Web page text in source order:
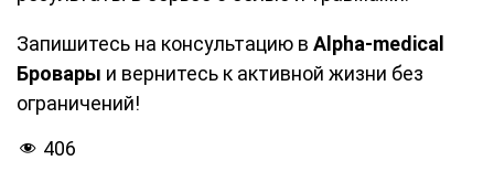
Запишитесь на консультацию в Alpha-medical
Бровары и вернитесь к активной жизни без
ограничений!
406